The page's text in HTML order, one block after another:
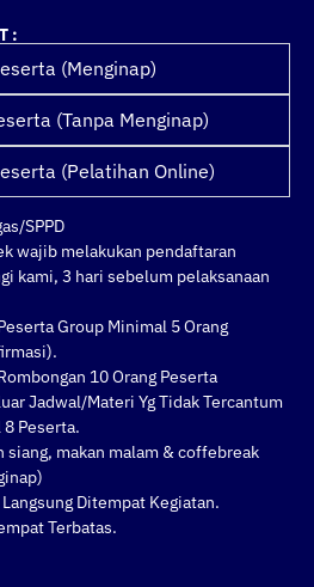
:
(Menginap)
(Tanpa Menginap)
(Pelatihan Online)
SPPD
wajib melakukan pendaftaran
kami, 3 hari sebelum pelaksanaan
Group Minimal 5 Orang
10 Orang Peserta
Jadwal/Materi Yg Tidak Tercantum
Peserta.
siang, makan malam & coffebreak
Ditempat Kegiatan.
Terbatas.